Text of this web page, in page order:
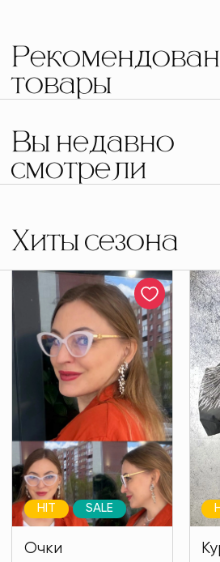
товары
Вы недавно
смотрели
Хиты сезона
Очки
HIT SALE